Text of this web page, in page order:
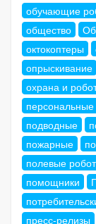
обучающие
общество
октокоптеры
опрыскивание
охрана и
подводные
пожарные
полевые
помощники
пресс-релизы